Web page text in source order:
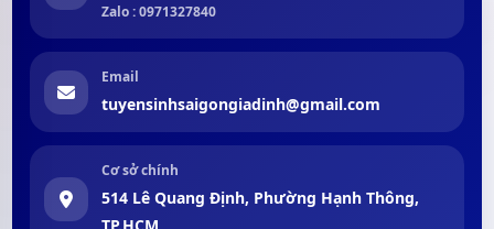
Zalo : 0971327840
Email
tuyensinhsaigongiadinh@gmail.com
Cơ sở chính
514 Lê Quang Định, Phường Hạnh Thông,